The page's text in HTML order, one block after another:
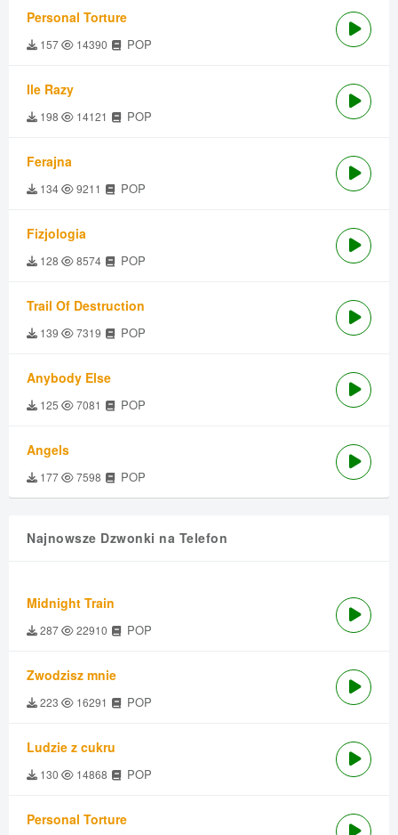
Personal Torture
157 14390 POP
Ile Razy
198 14121 POP
Ferajna
134 9211 POP
Fizjologia
128 8574 POP
Trail Of Destruction
139 7319 POP
Anybody Else
125 7081 POP
Angels
177 7598 POP
Najnowsze Dzwonki na Telefon
Midnight Train
287 22910 POP
Zwodzisz mnie
223 16291 POP
Ludzie z cukru
130 14868 POP
Personal Torture